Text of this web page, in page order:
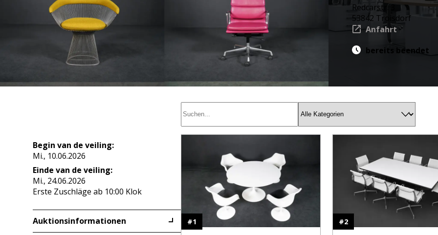
Redcarstr. 3
53842 Troisdorf
Anfahrt
bereits beendet
Begin van de veiling:
Mi., 10.06.2026
Einde van de veiling:
Mi., 24.06.2026
Erste Zuschläge ab 10:00 Klok
Auktionsinformationen #1 #2